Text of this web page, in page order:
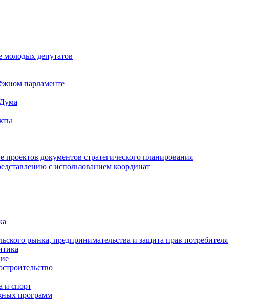
депутатов
парламенте
документов стратегического планирования
с использованием координат
рынка, предпринимательства и защита прав потребителя
и спорт
программ